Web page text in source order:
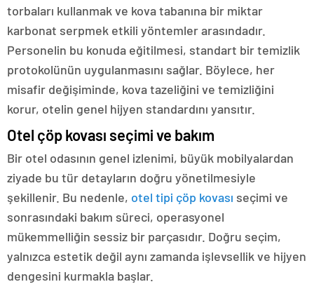
torbaları kullanmak ve kova tabanına bir miktar
karbonat serpmek etkili yöntemler arasındadır.
Personelin bu konuda eğitilmesi, standart bir temizlik
protokolünün uygulanmasını sağlar. Böylece, her
misafir değişiminde, kova tazeliğini ve temizliğini
korur, otelin genel hijyen standardını yansıtır.
Otel çöp kovası seçimi ve bakım
Bir otel odasının genel izlenimi, büyük mobilyalardan
ziyade bu tür detayların doğru yönetilmesiyle
şekillenir. Bu nedenle, otel tipi çöp kovası seçimi ve
sonrasındaki bakım süreci, operasyonel
mükemmelliğin sessiz bir parçasıdır. Doğru seçim,
yalnızca estetik değil aynı zamanda işlevsellik ve hijyen
dengesini kurmakla başlar.